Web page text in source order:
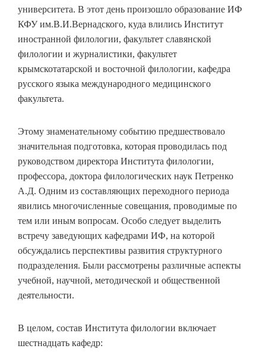
университета. В этот день произошло образование ИФ
КФУ им.В.И.Вернадского, куда влились Институт
иностранной филологии, факультет славянской
филологии и журналистики, факультет
крымскотатарской и восточной филологии, кафедра
русского языка международного медицинского
факультета.
Этому знаменательному событию предшествовало
значительная подготовка, которая проводилась под
руководством директора Института филологии,
профессора, доктора филологических наук Петренко
А.Д. Одним из составляющих переходного периода
явились многочисленные совещания, проводимые по
тем или иным вопросам. Особо следует выделить
встречу заведующих кафедрами ИФ, на которой
обсуждались перспективы развития структурного
подразделения. Были рассмотрены различные аспекты
учебной, научной, методической и общественной
деятельности.
В целом, состав Института филологии включает
шестнадцать кафедр: